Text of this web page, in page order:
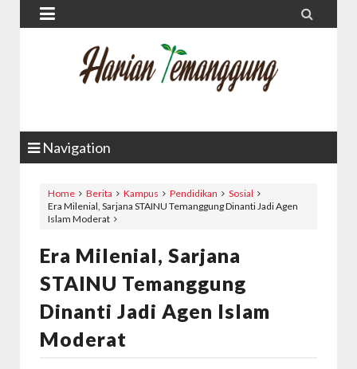
 
Navigation
Home Berita Kampus Pendidikan
Sosial
Era Milenial, Sarjana STAINU Temanggung Dinanti Jadi Agen
Islam Moderat
Era Milenial, Sarjana
STAINU Temanggung
Dinanti Jadi Agen Islam
Moderat